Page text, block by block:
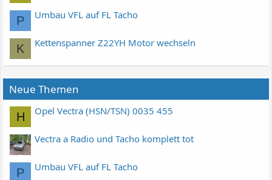
P Umbau VFL auf FL Tacho
K Kettenspanner Z22YH Motor wechseln
Neue Themen
H Opel Vectra (HSN/TSN) 0035 455
Vectra a Radio und Tacho komplett tot
P Umbau VFL auf FL Tacho